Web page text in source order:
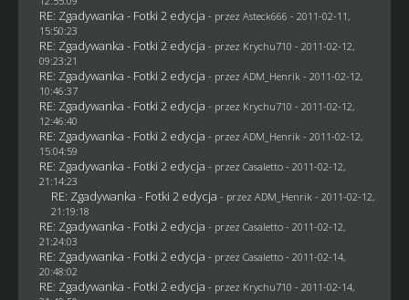
RE: Zgadywanka - Fotki 2 edycja - przez Asteck666 - 2011-02-11,
15:50:23
RE: Zgadywanka - Fotki 2 edycja - przez Krychu710 - 2011-02-12,
09:23:21
RE: Zgadywanka - Fotki 2 edycja - przez ADM_Henrik - 2011-02-12,
10:46:37
RE: Zgadywanka - Fotki 2 edycja - przez Krychu710 - 2011-02-12,
12:46:40
RE: Zgadywanka - Fotki 2 edycja - przez ADM_Henrik - 2011-02-12,
15:04:59
RE: Zgadywanka - Fotki 2 edycja - przez Casaletto- 2011-02-12,
21:14:23
RE: Zgadywanka - Fotki 2 edycja - przez ADM_Henrik - 2011-02-12,
21:19:18
RE: Zgadywanka - Fotki 2 edycja - przez Casaletto- 2011-02-12,
21:24:03
RE: Zgadywanka - Fotki 2 edycja - przez Casaletto- 2011-02-14,
20:48:02
RE: Zgadywanka - Fotki 2 edycja - przez Krychu710 - 2011-02-14,